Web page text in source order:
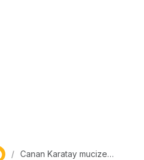
Canan Karatay mucize